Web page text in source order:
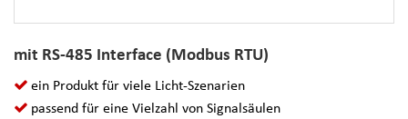
mit RS-485 Interface (Modbus RTU)
ein Produkt für viele Licht-Szenarien
passend für eine Vielzahl von Signalsäulen